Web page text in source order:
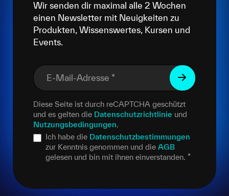
Wir senden dir maximal alle 2 Wochen
einen Newsletter mit Neuigkeiten zu
Produkten, Wissenswertes, Kursen und
Events.
E-Mail-Adresse *
Diese Seite ist durch reCAPTCHA geschützt
und es gelten die Datenschutzrichtlinie und
Nutzungsbedingungen.
Ich habe die Datenschutzbestimmungen
zur Kenntnis genommen und die AGB
gelesen und bin mit ihnen einverstanden. *